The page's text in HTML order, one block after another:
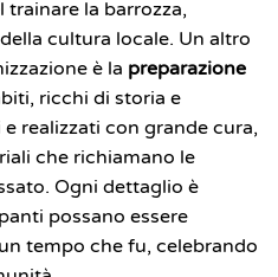
la barrozza,
cultura locale. Un altro
è la preparazione
ricchi di storia e
realizzati con grande cura,
che richiamano le
Ogni dettaglio è
possano essere
tempo che fu, celebrando